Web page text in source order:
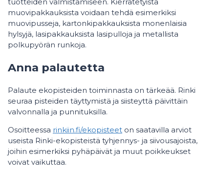
tuotteiden valmistamiseen. Kierrätetyistä
muovipakkauksista voidaan tehdä esimerkiksi
muovipusseja, kartonkipakkauksista monenlaisia
hylsyjä, lasipakkauksista lasipulloja ja metallista
polkupyörän runkoja.
Anna palautetta
Palaute ekopisteiden toiminnasta on tärkeää. Rinki
seuraa pisteiden täyttymistä ja siisteyttä päivittäin
valvonnalla ja punnituksilla.
Osoitteessa rinkiin.fi/ekopisteet on saatavilla arviot
useista Rinki-ekopisteistä tyhjennys- ja siivousajoista,
joihin esimerkiksi pyhäpäivät ja muut poikkeukset
voivat vaikuttaa.